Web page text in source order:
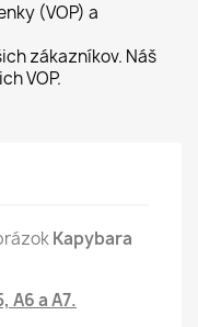
(VOP) a
zákazníkov. Náš
VOP.
Kapybara
A6 a A7.